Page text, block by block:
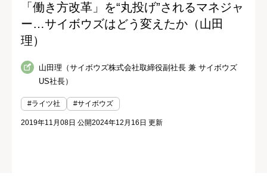
「働き方改革」を“丸投げ”されるマネジャ
ー…サイボウズはどう変えたか（山田
理）
山田理（サイボウズ株式会社取締役副社長 兼 サイボウズ
US社長）
#ライツ社 #サイボウズ
2019年11月08日 公開2024年12月16日 更新